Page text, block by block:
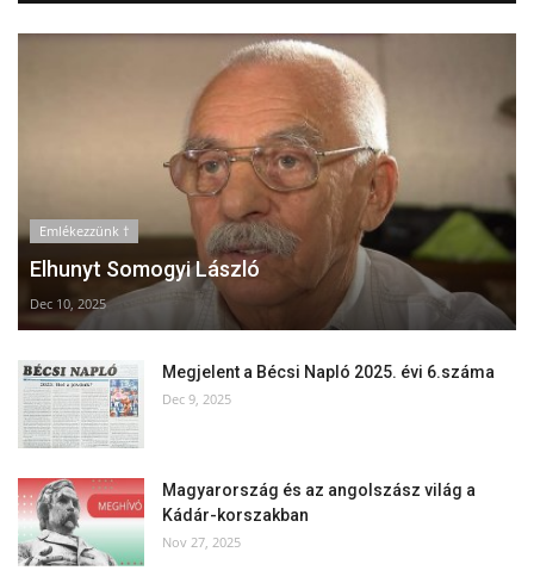
Emlékezzünk †
Elhunyt Somogyi László
Dec 10, 2025
Megjelent a Bécsi Napló 2025. évi 6.száma
Dec 9, 2025
Magyarország és az angolszász világ a
Kádár-korszakban
Nov 27, 2025